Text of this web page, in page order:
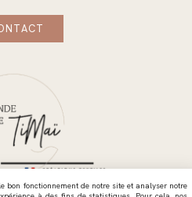
bon fonctionnement de notre site et analyser notre